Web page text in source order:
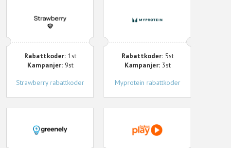
Rabattkoder:1st
Kampanjer:9st
Strawberry rabattkoder
Rabattkoder:5st
Kampanjer:3st
Myprotein rabattkoder